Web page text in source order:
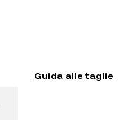
Guida alle taglie